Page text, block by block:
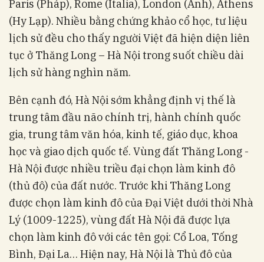
Paris (Pháp), Rome (Italia), London (Anh), Athens
(Hy Lạp). Nhiều bằng chứng khảo cổ học, tư liệu
lịch sử đều cho thấy người Việt đã hiện diện liên
tục ở Thăng Long – Hà Nội trong suốt chiều dài
lịch sử hàng nghìn năm.
Bên cạnh đó, Hà Nội sớm khẳng định vị thế là
trung tâm đầu não chính trị, hành chính quốc
gia, trung tâm văn hóa, kinh tế, giáo dục, khoa
học và giao dịch quốc tế. Vùng đất Thăng Long -
Hà Nội được nhiều triều đại chọn làm kinh đô
(thủ đô) của đất nước. Trước khi Thăng Long
được chọn làm kinh đô của Đại Việt dưới thời Nhà
Lý (1009-1225), vùng đất Hà Nội đã được lựa
chọn làm kinh đô với các tên gọi: Cổ Loa, Tống
Bình, Đại La… Hiện nay, Hà Nội là Thủ đô của